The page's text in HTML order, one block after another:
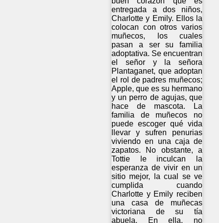
entregada a dos niños,
Charlotte y Emily. Ellos la
colocan con otros varios
muñecos, los cuales
pasan a ser su familia
adoptativa. Se encuentran
el señor y la señora
Plantaganet, que adoptan
el rol de padres muñecos;
Apple, que es su hermano
y un perro de agujas, que
hace de mascota. La
familia de muñecos no
puede escoger qué vida
llevar y sufren penurias
viviendo en una caja de
zapatos. No obstante, a
Tottie le inculcan la
esperanza de vivir en un
sitio mejor, la cual se ve
cumplida cuando
Charlotte y Emily reciben
una casa de muñecas
victoriana de su tía
abuela. En ella, no